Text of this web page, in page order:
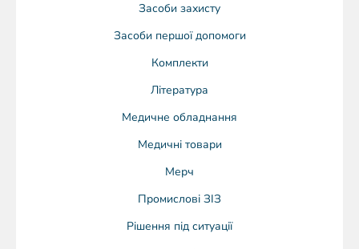
Засоби захисту
Засоби першої допомоги
Комплекти
Література
Медичне обладнання
Медичні товари
Мерч
Промислові ЗІЗ
Рішення під ситуації